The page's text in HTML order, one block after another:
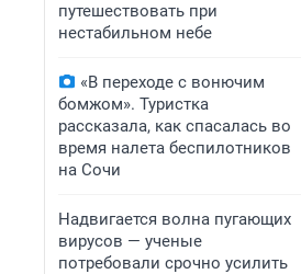
путешествовать при
нестабильном небе
«В переходе с вонючим
бомжом». Туристка
рассказала, как спасалась во
время налета беспилотников
на Сочи
Надвигается волна пугающих
вирусов — ученые
потребовали срочно усилить